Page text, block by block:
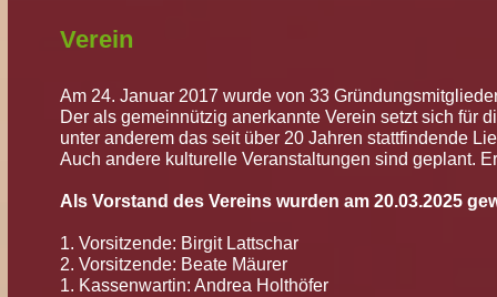
Verein
Am 24. Januar 2017 wurde von 33
Der als gemeinnützig anerkannte Verein setzt sich für
unter anderem das seit über 20 Jahren stattfindende
Auch andere kulturelle Veranstaltungen sind geplant.
Als Vorstand des Vereins wurden am 20.03.2025
1. Vorsitzende: Birgit Lattschar
2. Vorsitzende: Beate Mäurer
1. Kassenwartin: Andrea Holthöfer